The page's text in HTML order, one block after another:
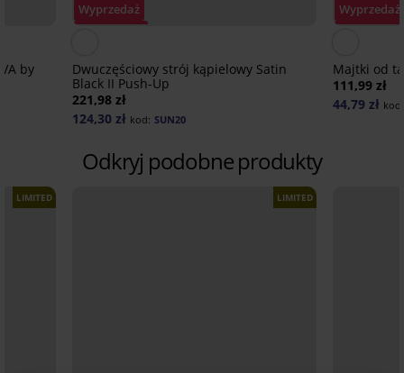
by
Wyprzedaż
Dwuczęściowy strój kąpielowy Satin
Black II Push-Up
221,98 zł
124,30 zł kod: SUN20
Wyprzedaż
Majtki od
111,99 zł
44,79 zł kod:
Odkryj podobne produkty
LIMITED LIMITED